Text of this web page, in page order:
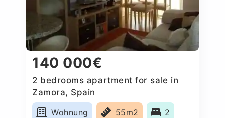
140 000€
2 bedrooms apartment for sale in
Zamora, Spain
Wohnung
55m2 2